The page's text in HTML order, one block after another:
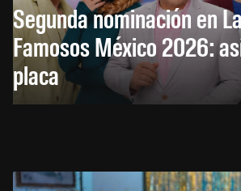
Segunda nominación en
Famosos México 2026:
placa